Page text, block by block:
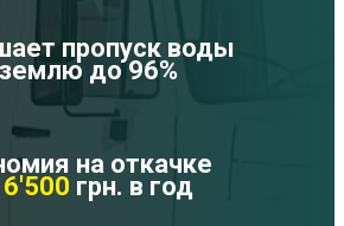
пропуск воды
до 96%
на откачке
6'500 грн. в год